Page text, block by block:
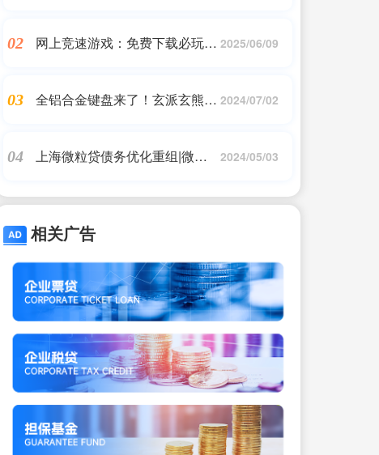
02
网上竞速游戏：免费下载必玩推 2025/06/09
03
全铝合金键盘来了！玄派玄熊猫 2024/07/02
04
上海微粒贷债务优化重组|微粒
呀
2024/05/03
相关广告